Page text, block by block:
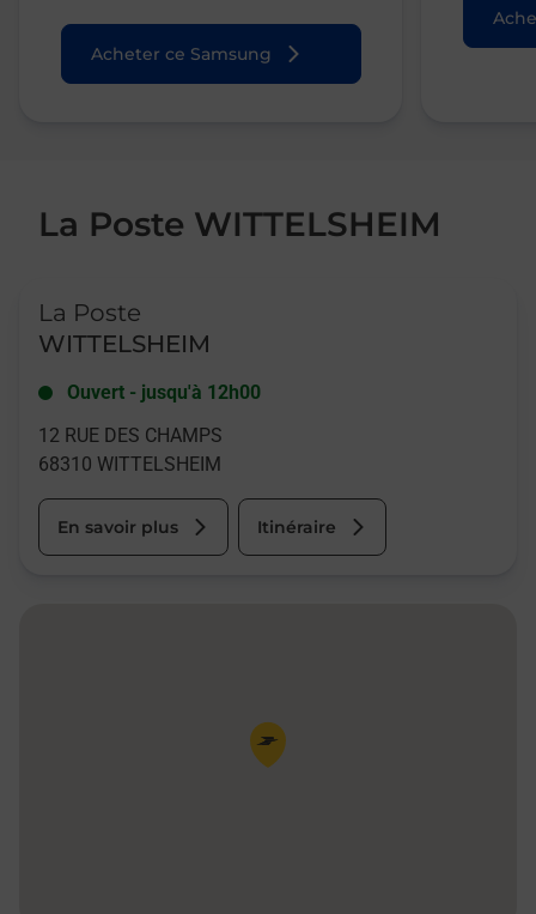
Acheter ce Samsung
La Poste WITTELSHEIM
La Poste
WITTELSHEIM
Ouvert - jusqu'à 12h00
12 RUE DES CHAMPS
68310 WITTELSHEIM
En savoir plus Itinéraire
Pin de la carte